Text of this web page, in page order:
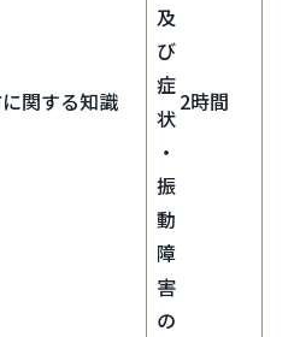
関する知識
及
び
症
状
・
振
動
障
害
の
2時間